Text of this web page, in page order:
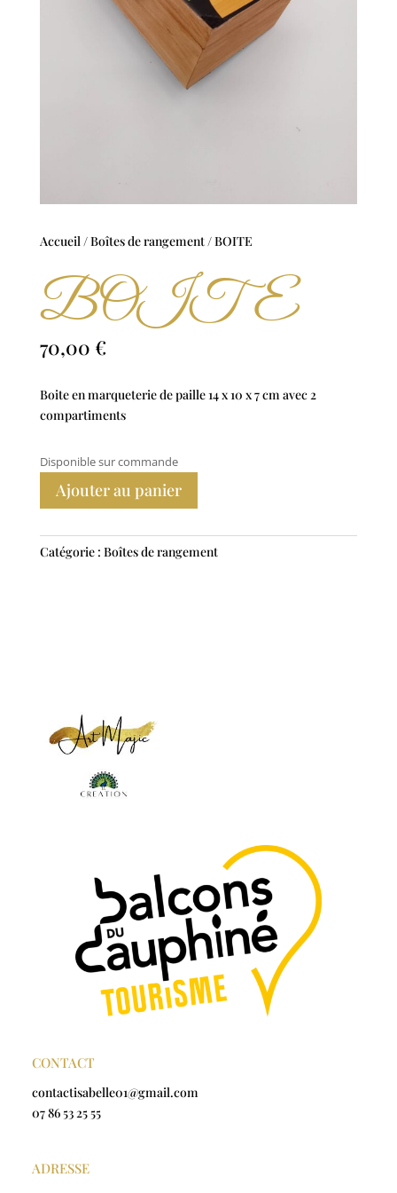
Accueil/Boîtes de rangement/ BOITE
BOITE
70,00 €
Boite en marqueterie de paille 14 x 10 x 7 cm avec 2
compartiments
Disponible sur commande
Ajouter au panier
Catégorie : Boîtes de rangement
CONTACT
contactisabelle01@gmail.com
07 86 53 25 55
ADRESSE